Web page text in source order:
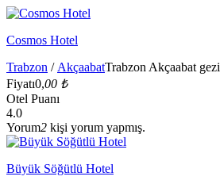
Cosmos Hotel
Trabzon / AkçaabatTrabzon Akçaabat
Fiyatı0,00 ₺
Otel Puanı
4.0
Yorum2 kişi yorum yapmış.
Büyük Söğütlü Hotel